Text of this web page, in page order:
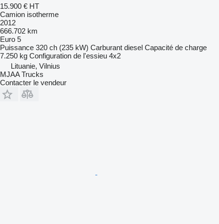
15.900 € HT
Camion isotherme
2012
666.702 km
Euro 5
Puissance 320 ch (235 kW) Carburant diesel Capacité de charge
7.250 kg Configuration de l'essieu 4x2
Lituanie, Vilnius
MJAA Trucks
Contacter le vendeur